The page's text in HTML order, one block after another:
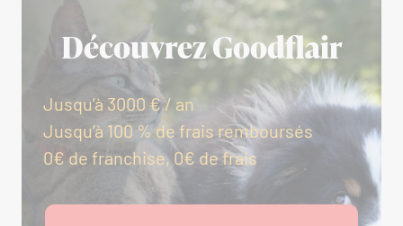
Découvrez Goodflair
Jusqu’à 3000 € / an
Jusqu’à 100 % de frais remboursés
0€ de franchise, 0€ de frais